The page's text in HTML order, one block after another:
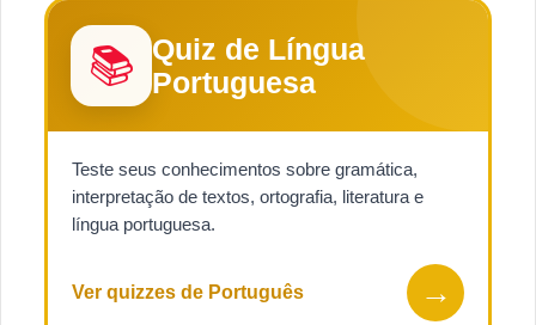
📚
Quiz de Língua
Portuguesa
Teste seus conhecimentos sobre gramática,
interpretação de textos, ortografia, literatura e
língua portuguesa.
Ver quizzes de Português →